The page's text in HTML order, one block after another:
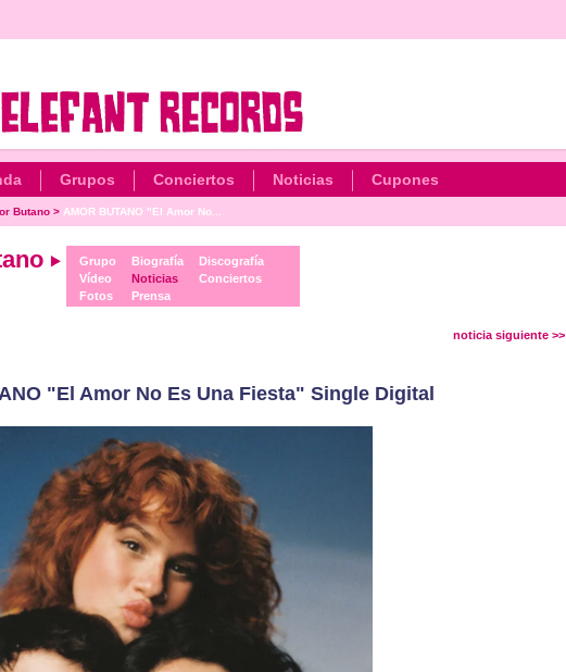
Grupos Conciertos Noticias Cupones
Butano> AMOR BUTANO "El Amor No...
Grupo
Vídeo
Fotos
Biografía
Noticias
Prensa
Discografía
Conciertos
noticia siguiente >>
"El Amor No Es Una Fiesta" Single Digital